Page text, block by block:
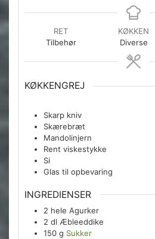
RET
Tilbehør
KØKKEN
Diverse
KØKKENGREJ
Skarp kniv
Skærebræt
Mandolinjern
Rent viskestykke
Si
Glas til opbevaring
INGREDIENSER
2 hele Agurker
2 dl Æbleeddike
150 g Sukker